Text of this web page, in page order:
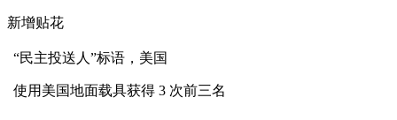
新增贴花
“民主投送人”标语，美国
使用美国地面载具获得 3 次前三名